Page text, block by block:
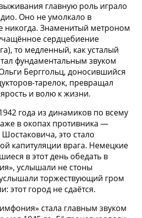
главную роль играло
Оно не умолкало в
никогда. Знаменитый метроном
сердцебиение
то медленный, как усталый
фундаментальным звуком
Берггольц, доносившийся
тарелок, превращал
и волю к жизни.
года из динамиков по всему
в окопах противника —
это стало
капитуляции врага. Немецкие
в этот день обедать в
услышали не стоны
торжествующий гром
этот город не сдаётся.
стала главным звуком